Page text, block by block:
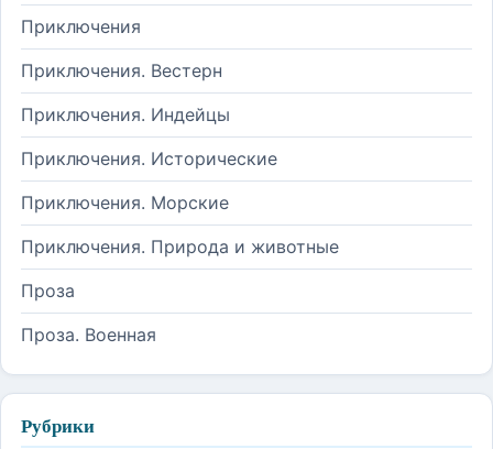
Приключения
Приключения. Вестерн
Приключения. Индейцы
Приключения. Исторические
Приключения. Морские
Приключения. Природа и животные
Проза
Проза. Военная
Рубрики